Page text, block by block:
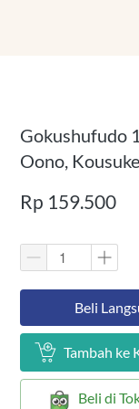
Gokushufudo
Oono,
Rp 159.500
`Beli
` Tambah ke
` Beli di